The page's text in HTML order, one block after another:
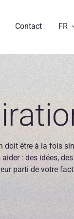
Contact FR
doit être à la fois
: des idées,
parti de votre